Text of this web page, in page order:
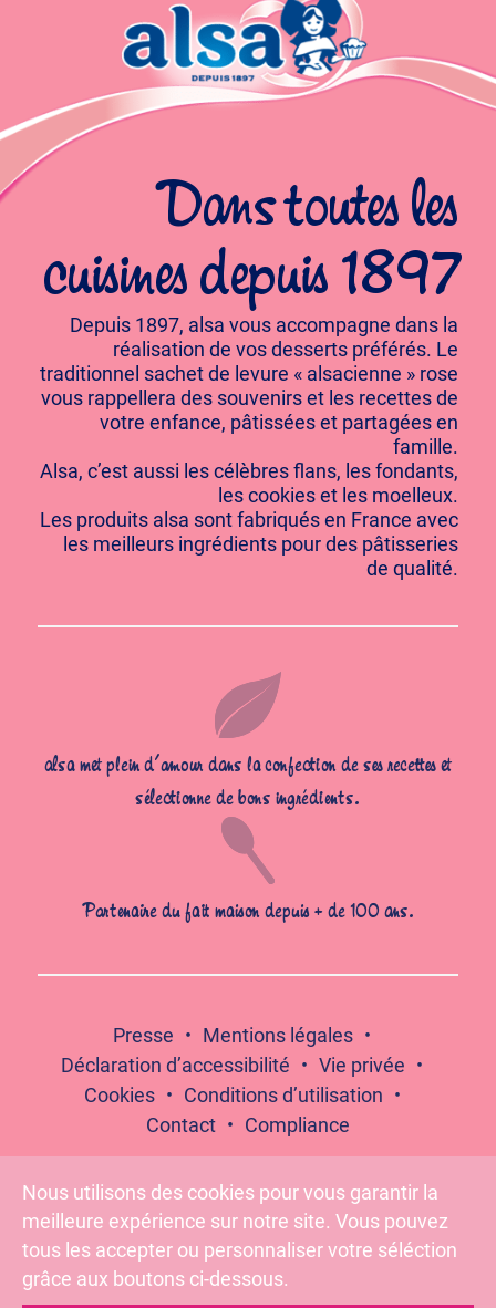
alsa met plein d’amour dans la confection de ses recettes et
sélectionne de bons ingrédients.
Partenaire du fait maison depuis + de 100 ans.
Dans toutes les
cuisines depuis 1897
Depuis 1897, alsa vous accompagne dans la
réalisation de vos desserts préférés. Le
traditionnel sachet de levure « alsacienne » rose
vous rappellera des souvenirs et les recettes de
votre enfance, pâtissées et partagées en
famille.
Alsa, c’est aussi les célèbres flans, les fondants,
les cookies et les moelleux.
Les produits alsa sont fabriqués en France avec
les meilleurs ingrédients pour des pâtisseries
de qualité.
Presse
Mentions légales
Déclaration d’accessibilité
Vie privée
Cookies
Conditions d’utilisation
Contact
Compliance
Suivez-nous :
Nous utilisons des cookies pour vous garantir la
meilleure expérience sur notre site. Vous pouvez
tous les accepter ou personnaliser votre séléction
grâce aux boutons ci-dessous.